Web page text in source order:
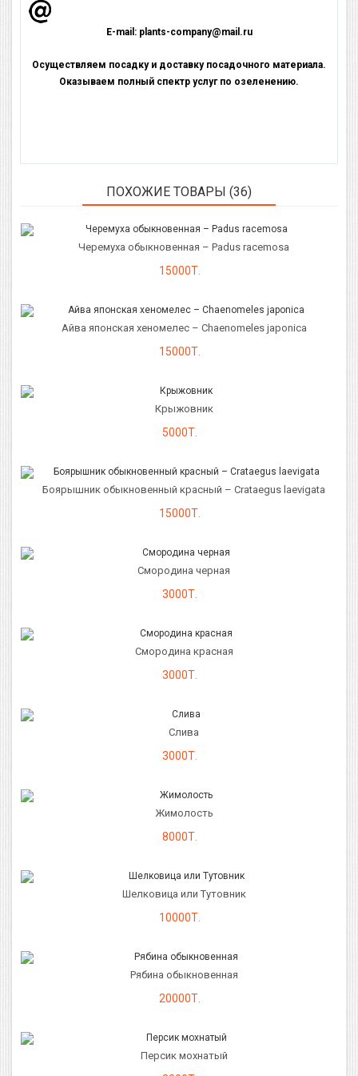
E-mail: plants-company@mail.ru
Осуществляем посадку и доставку посадочного материала.
Оказываем полный спектр услуг по озеленению.
ПОХОЖИЕ ТОВАРЫ (36)
Черемуха обыкновенная – Padus racemosa
15000Т.
Айва японская хеномелес – Chaenomeles japonica
15000Т.
Крыжовник
5000Т.
Боярышник обыкновенный красный – Crataegus laevigata
15000Т.
Смородина черная
3000Т.
Смородина красная
3000Т.
Слива
3000Т.
Жимолость
8000Т.
Шелковица или Тутовник
10000Т.
Рябина обыкновенная
20000Т.
Персик мохнатый